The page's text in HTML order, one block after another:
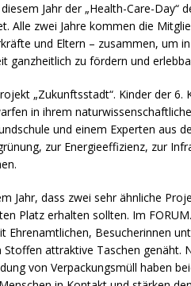
Jahr der „Health-Care-Day“
Alle zwei Jahre kommen die
und Eltern – zusammen, um
ganzheitlich zu fördern und
„Zukunftsstadt“. Kinder der 6.
in ihrem
und einem Experten aus
zur Energieeffizienz, zur
Jahr, dass zwei sehr ähnliche
Platz erhalten sollten. Im
Ehrenamtlichen, Besucherinnen
Stoffen attraktive Taschen genäht.
von Verpackungsmüll haben